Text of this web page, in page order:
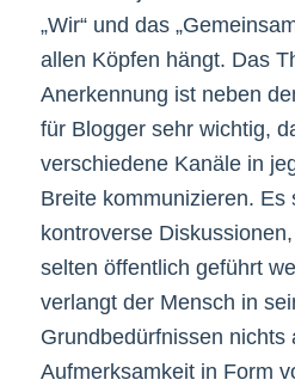
„Wir“ und das
allen Köpfen hängt. Das
Anerkennung ist neben
für Blogger sehr wichtig,
verschiedene Kanäle in
Breite kommunizieren. Es
kontroverse
selten öffentlich geführt
verlangt der Mensch in
Grundbedürfnissen nichts
Aufmerksamkeit in Form